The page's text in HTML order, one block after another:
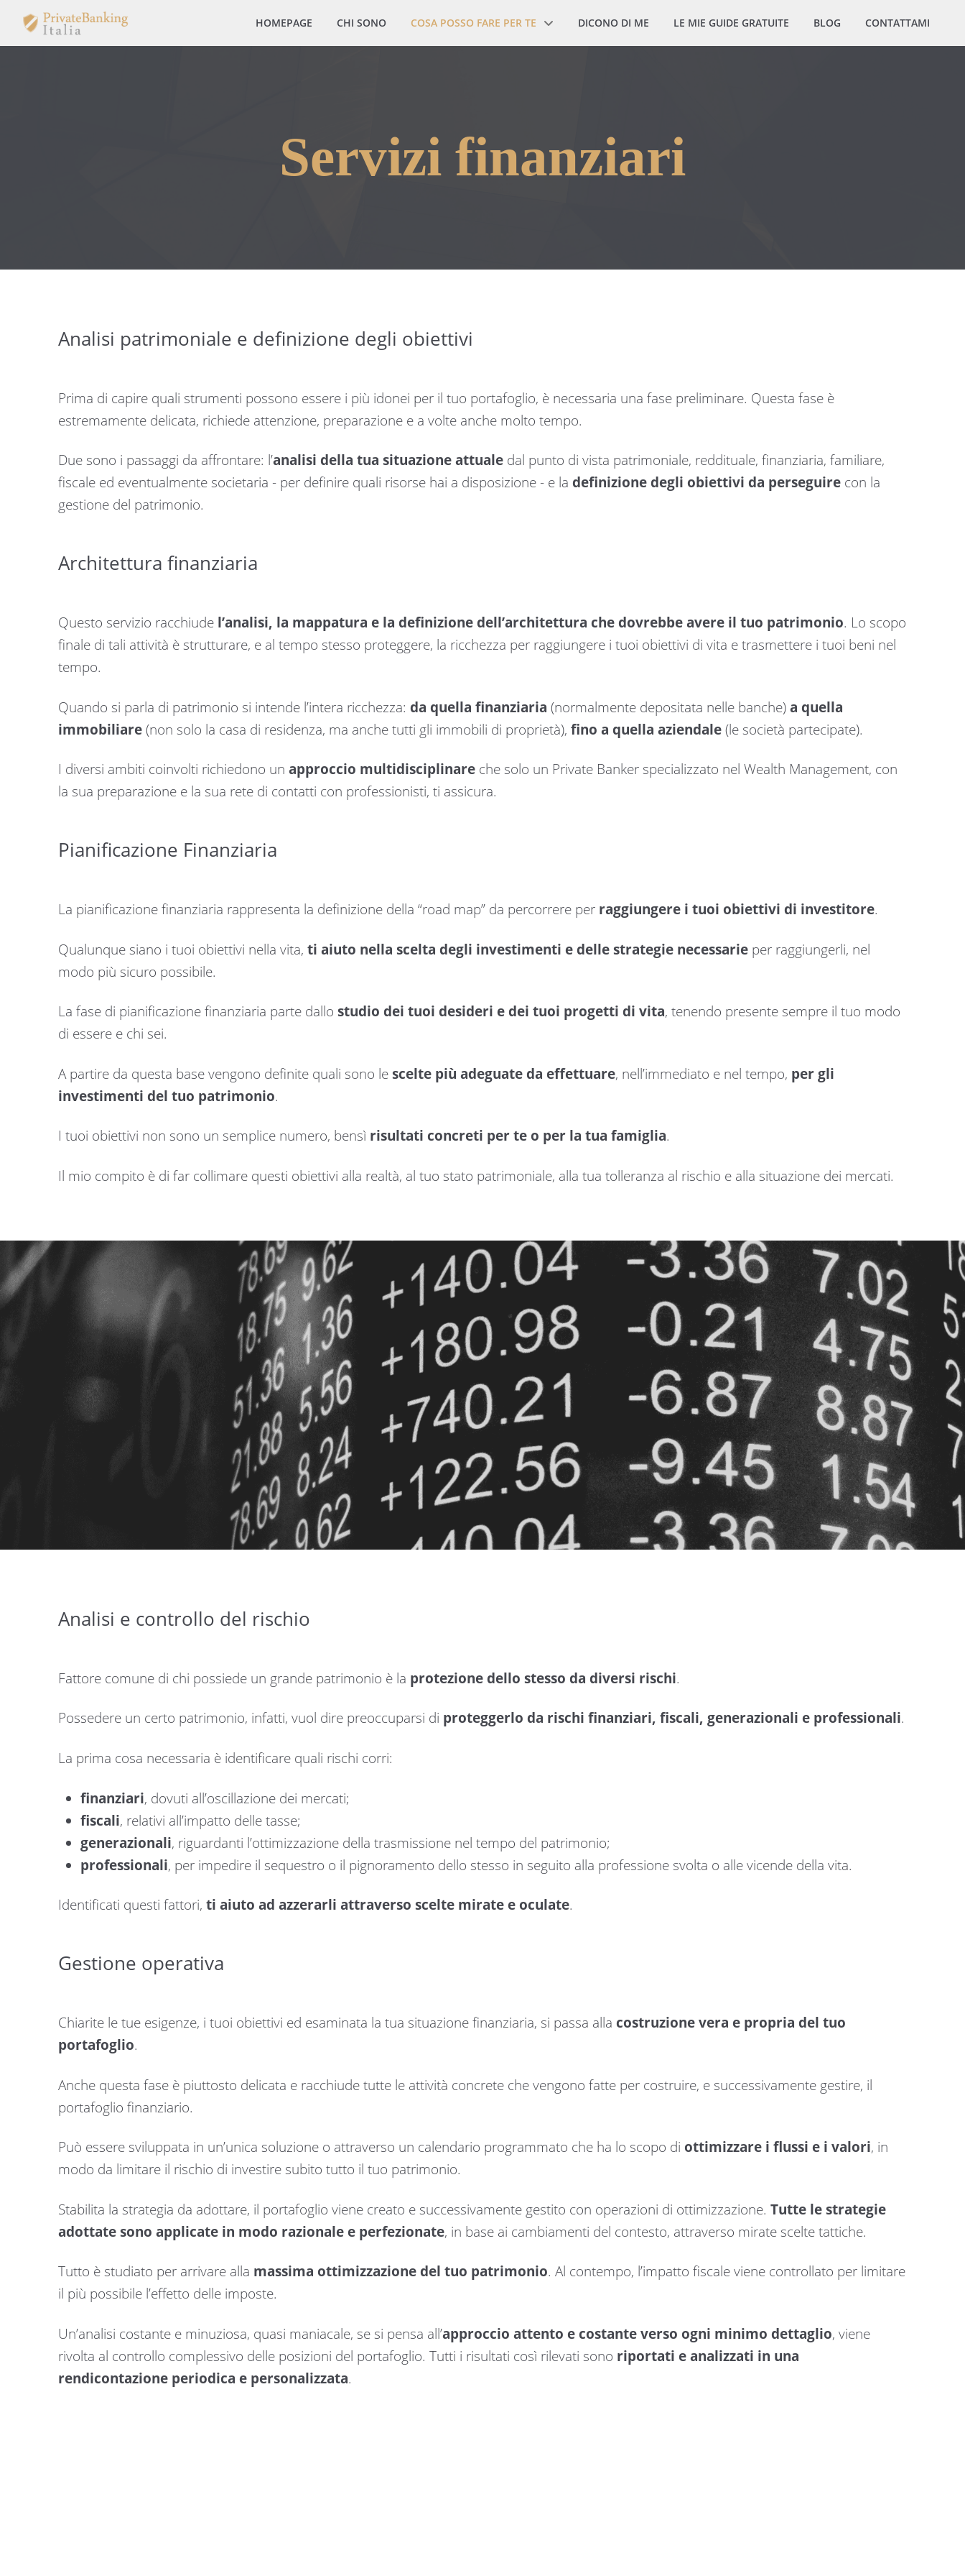
HOMEPAGE CHI SONO COSA POSSO FARE PER TE DICONO DI ME LE MIE GUIDE GRATUITE BLOG CONTATTAMI
Servizi finanziari
Analisi patrimoniale e definizione degli obiettivi
Prima di capire quali strumenti possono essere i più idonei per il tuo portafoglio, è necessaria una fase preliminare. Questa fase è
estremamente delicata, richiede attenzione, preparazione e a volte anche molto tempo.
Due sono i passaggi da affrontare: l’analisi della tua situazione attualedal punto di vista patrimoniale, reddituale, finanziaria, familiare,
fiscale ed eventualmente societaria - per definire quali risorse hai a disposizione - e la definizione degli obiettivi da perseguirecon la
gestione del patrimonio.
Architettura finanziaria
Questo servizio racchiude l’analisi, la mappatura e la definizione dell’architettura che dovrebbe avere il tuo patrimonio. Lo scopo
finale di tali attività è strutturare, e al tempo stesso proteggere, la ricchezza per raggiungere i tuoi obiettivi di vita e trasmettere i tuoi beni nel
tempo.
Quando si parla di patrimonio si intende l’intera ricchezza: da quella finanziaria (normalmente depositata nelle banche) a quella
immobiliare(non solo la casa di residenza, ma anche tutti gli immobili di proprietà), fino a quella aziendale(le società partecipate).
I diversi ambiti coinvolti richiedono un approccio multidisciplinareche solo un Private Banker specializzato nel Wealth Management, con
la sua preparazione e la sua rete di contatti con professionisti, ti assicura.
Pianificazione Finanziaria
La pianificazione finanziaria rappresenta la definizione della “road map” da percorrere per raggiungere i tuoi obiettivi di investitore.
Qualunque siano i tuoi obiettivi nella vita, ti aiuto nella scelta degli investimenti e delle strategie necessarieper raggiungerli, nel
modo più sicuro possibile.
La fase di pianificazione finanziaria parte dallo studio dei tuoi desideri e dei tuoi progetti di vita, tenendo presente sempre il tuo modo
di essere e chi sei.
A partire da questa base vengono definite quali sono le scelte più adeguate da effettuare, nell’immediato e nel tempo, per gli
investimenti del tuo patrimonio.
I tuoi obiettivi non sono un semplice numero, bensì risultati concreti per te o per la tua famiglia.
Il mio compito è di far collimare questi obiettivi alla realtà, al tuo stato patrimoniale, alla tua tolleranza al rischio e alla situazione dei mercati.
Analisi e controllo del rischio
Fattore comune di chi possiede un grande patrimonio è la protezione dello stesso da diversi rischi.
Possedere un certo patrimonio, infatti, vuol dire preoccuparsi di proteggerlo da rischi finanziari, fiscali, generazionali e professionali.
La prima cosa necessaria è identificare quali rischi corri:
finanziari, dovuti all’oscillazione dei mercati;
fiscali, relativi all’impatto delle tasse;
generazionali, riguardanti l’ottimizzazione della trasmissione nel tempo del patrimonio;
professionali, per impedire il sequestro o il pignoramento dello stesso in seguito alla professione svolta o alle vicende della vita.
Identificati questi fattori, ti aiuto ad azzerarli attraverso scelte mirate e oculate.
Gestione operativa
Chiarite le tue esigenze, i tuoi obiettivi ed esaminata la tua situazione finanziaria, si passa alla costruzione vera e propria del tuo
portafoglio.
Anche questa fase è piuttosto delicata e racchiude tutte le attività concrete che vengono fatte per costruire, e successivamente gestire, il
portafoglio finanziario.
Può essere sviluppata in un’unica soluzione o attraverso un calendario programmato che ha lo scopo di ottimizzare i flussi e i valori, in
modo da limitare il rischio di investire subito tutto il tuo patrimonio.
Stabilita la strategia da adottare, il portafoglio viene creato e successivamente gestito con operazioni di ottimizzazione. Tutte le strategie
adottate sono applicate in modo razionale e perfezionate, in base ai cambiamenti del contesto, attraverso mirate scelte tattiche.
Tutto è studiato per arrivare alla massima ottimizzazione del tuo patrimonio. Al contempo, l’impatto fiscale viene controllato per limitare
il più possibile l’effetto delle imposte.
Un’analisi costante e minuziosa, quasi maniacale, se si pensa all’approccio attento e costante verso ogni minimo dettaglio, viene
rivolta al controllo complessivo delle posizioni del portafoglio. Tutti i risultati così rilevati sono riportati e analizzati in una
rendicontazione periodica e personalizzata.